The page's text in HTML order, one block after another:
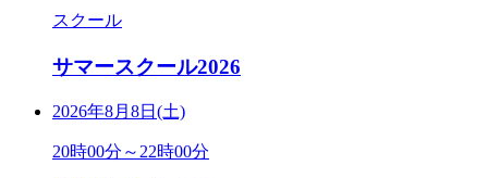
スクール
サマースクール2026
2026年8月8日(土)
20時00分～22時00分